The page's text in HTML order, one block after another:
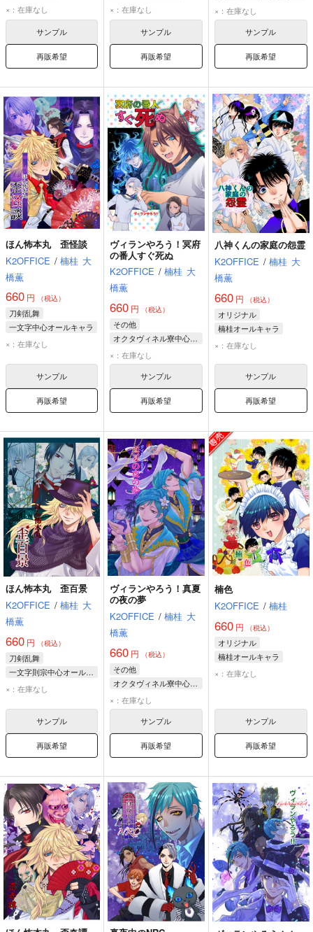
肥前忠広
豊前江
×：在庫なし
サンプル
再販希望
ジェイド・リーチ
アズール・アーシェングロット
フロイド・リーチ
×：在庫なし
サンプル
再販希望
フロイド・リーチ
ジェイド・リーチ
×：在庫なし
サンプル
再販希望
ほん怖本丸 歪怪談
K2OFFICE / 楠桂 大
橋薫
660 円 （税込）
刀剣乱舞
一文字中心オールキャラ
一文字則宗
×：在庫なし
サンプル
再販希望
ヴィランやろう！冥府
の番人すぐ死ぬ
K2OFFICE / 楠桂 大
橋薫
660 円 （税込）
その他
オクタヴィネル寮中心オールキャラ
ジェイド・リーチ
フロイド・リーチ
×：在庫なし
サンプル
再販希望
八神くんの家庭の怨霊
K2OFFICE / 楠桂 大
橋薫
660円 （税込）
オリジナル
楠桂オールキャラ
八神裕司
×：在庫なし
サンプル
再販希望
ほん怖本丸 歪百景
K2OFFICE / 楠桂 大
橋薫
660 円 （税込）
刀剣乱舞
一文字則宗中心オールキャラ
一文字則宗
×：在庫なし
サンプル
再販希望
ヴィランやろう！真夏
の夜の夢
K2OFFICE / 楠桂 大
橋薫
660 円 （税込）
その他
オクタヴィネル寮中心オールキャラ
フロイド・リーチ
マレウス・ドラコニア
×：在庫なし
サンプル
再販希望
楠色
K2OFFICE / 楠桂
660円 （税込）
オリジナル
楠桂オールキャラ
八神野美
×：在庫なし
サンプル
再販希望